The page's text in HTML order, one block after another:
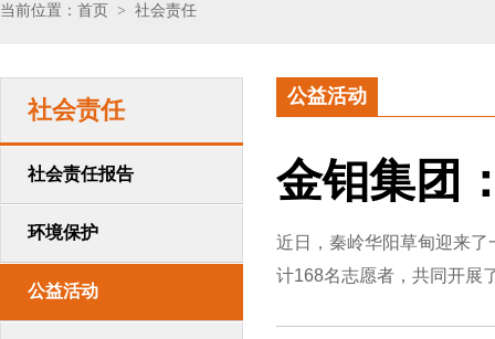
当前位置：首页 > 社会责任
社会责任
社会责任报告
环境保护
公益活动
公益活动
金钼集团
近日，秦岭华阳草甸迎来
计168名志愿者，共同开展